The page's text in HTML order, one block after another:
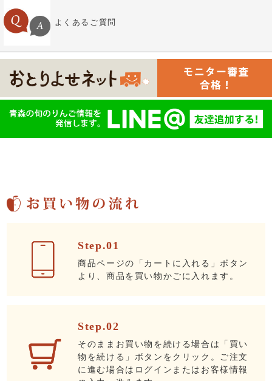
よくあるご質問
Step.01
商品ページの「カートに入れる」ボタン
より、商品を買い物かごに入れます。
Step.02
そのままお買い物を続ける場合は「買い
物を続ける」ボタンをクリック。ご注文
に進む場合はログインまたはお客様情報